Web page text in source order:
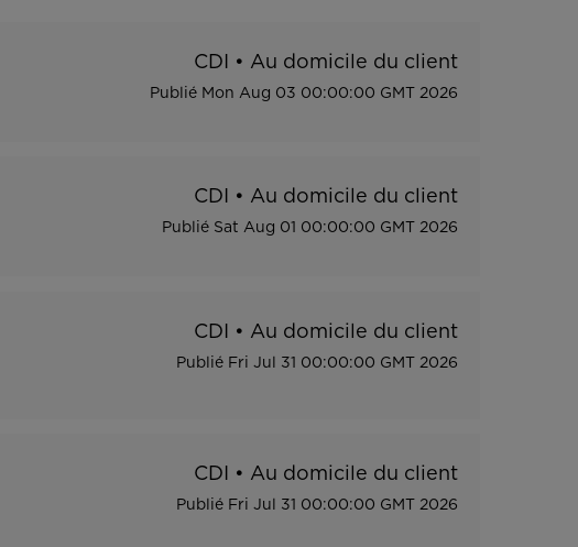
CDI • Au domicile du client
Publié Mon Aug 03 00:00:00 GMT 2026
CDI • Au domicile du client
Publié Sat Aug 01 00:00:00 GMT 2026
CDI • Au domicile du client
Publié Fri Jul 31 00:00:00 GMT 2026
CDI • Au domicile du client
Publié Fri Jul 31 00:00:00 GMT 2026